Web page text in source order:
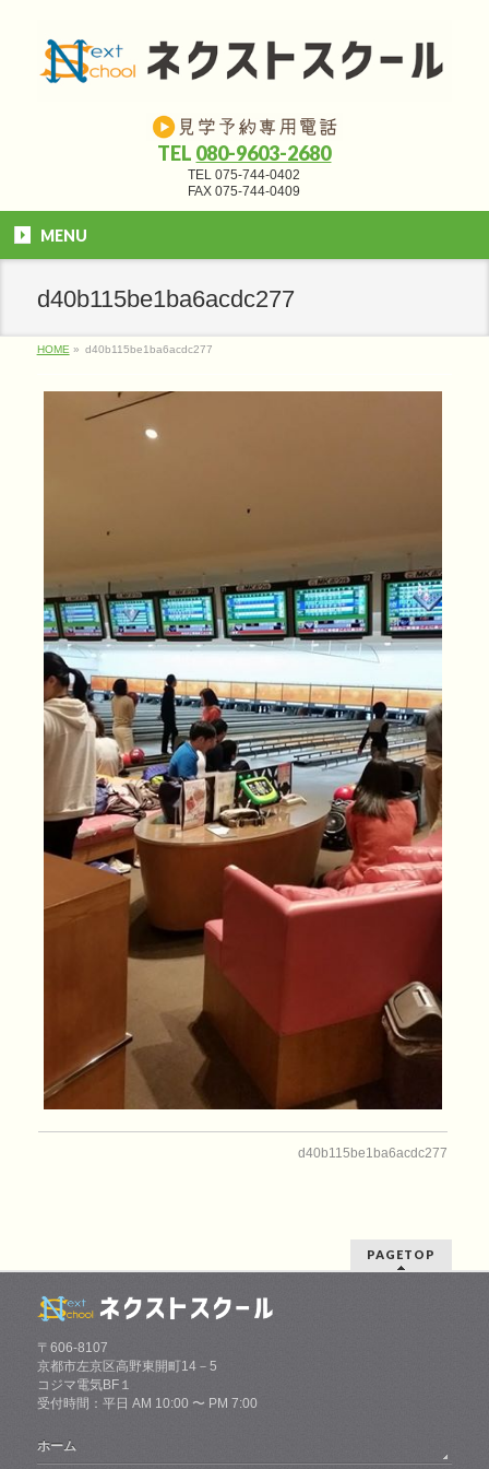
TEL 080-9603-2680
TEL 075-744-0402
FAX 075-744-0409
MENU
d40b115be1ba6acdc277
HOME » d40b115be1ba6acdc277
d40b115be1ba6acdc277
PAGETOP
〒606-8107
京都市左京区高野東開町14－5
コジマ電気BF１
受付時間：平日 AM 10:00 〜 PM 7:00
ホーム